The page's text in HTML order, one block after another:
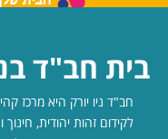
בית חב"ד
חב"ד ניו יורק היא מרכז
לקידום זהות יהודית,